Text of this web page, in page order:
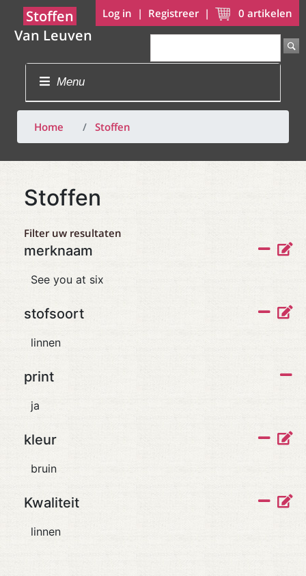
Log in | Registreer | 0 artikelen
Stoffen
Van Leuven
Menu
Home Stoffen
Stoffen
Filter uw resultaten
merknaam
See you at six
stofsoort
linnen
print
ja
kleur
bruin
Kwaliteit
linnen